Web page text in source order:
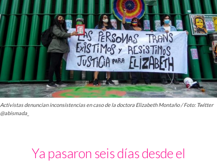
Activistas denuncian inconsistencias en caso de la doctora Elizabeth Montaño / Foto: Twitter
@abismada_
Ya pasaron seis días desde el